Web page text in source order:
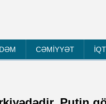
CƏMİYYƏT